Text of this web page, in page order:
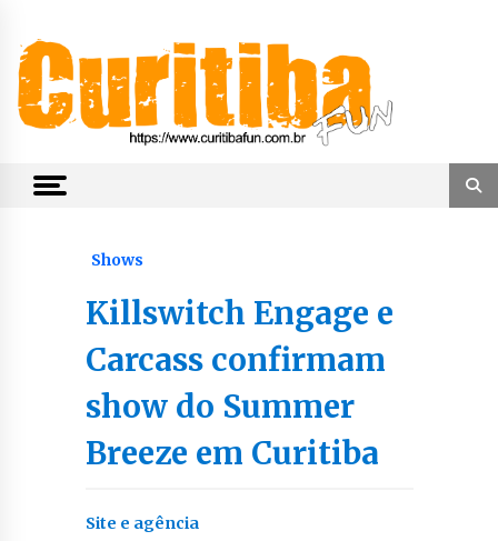
content
CuritibaFun
Shows
Killswitch Engage e
Carcass confirmam
show do Summer
Breeze em Curitiba
Site e agência